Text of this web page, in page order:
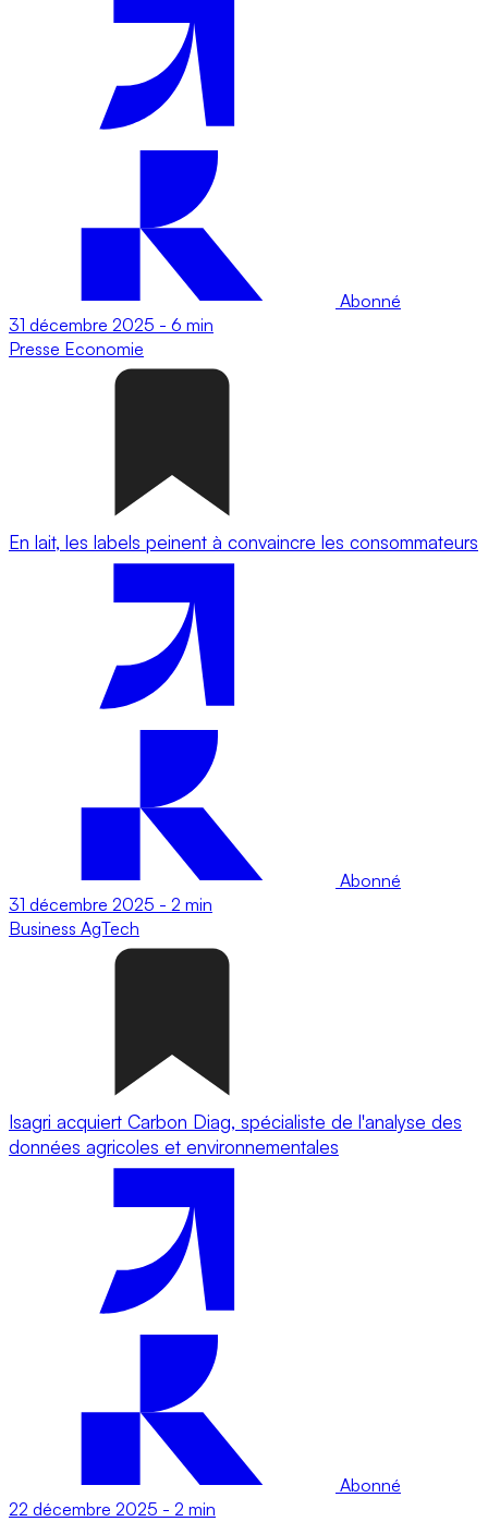
Abonné
31 décembre 2025 - 6 min
Presse Economie
En lait, les labels peinent à convaincre les consommateurs
Abonné
31 décembre 2025 - 2 min
Business AgTech
Isagri acquiert Carbon Diag, spécialiste de l'analyse des
données agricoles et environnementales
Abonné
22 décembre 2025 - 2 min